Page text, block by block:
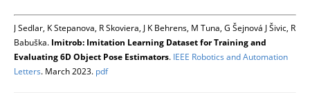
J Sedlar, K Stepanova, R Skoviera, J K Behrens, M Tuna, G Šejnová J Šivic, R
Babuška. Imitrob: Imitation Learning Dataset for Training and
Evaluating 6D Object Pose Estimators. IEEE Robotics and Automation
Letters. March 2023. pdf